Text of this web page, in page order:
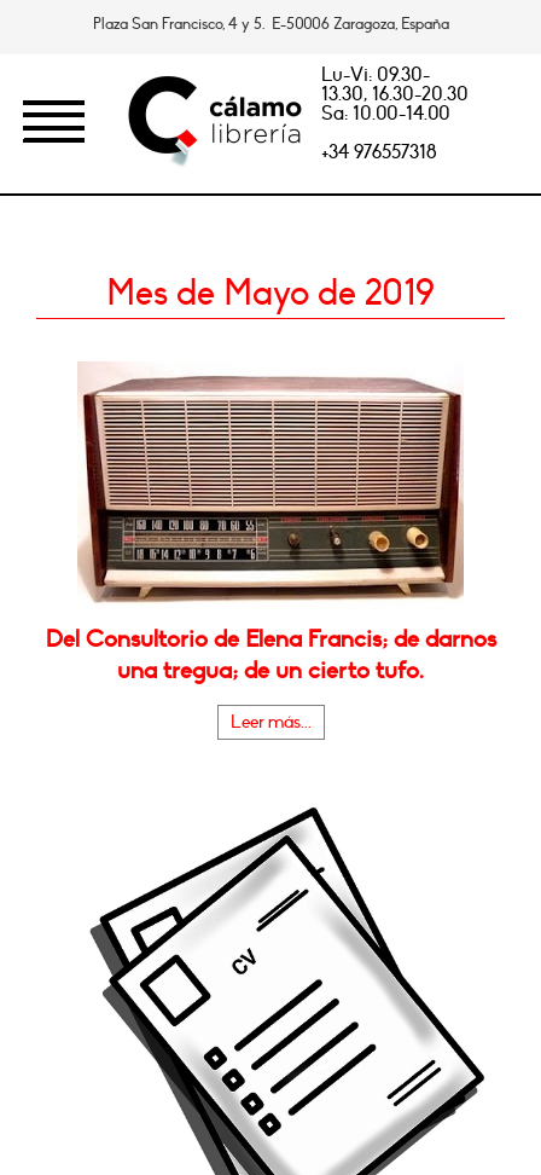
Plaza San Francisco, 4 y 5. E-50006 Zaragoza, España
Lu-Vi: 09.30-
13.30, 16.30-20.30
Sa: 10.00-14.00
+34 976557318
Mes de Mayo de 2019
Del Consultorio de Elena Francis; de darnos
una tregua; de un cierto tufo.
Leer más...